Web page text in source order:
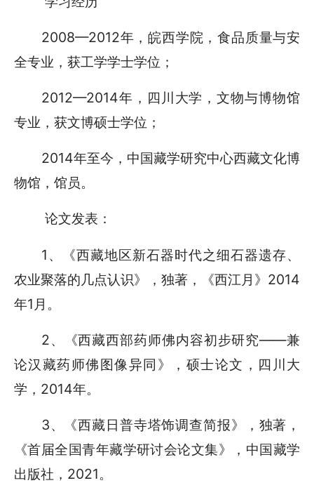
2008—2012年，皖西学院，食品质量与安
全专业，获工学学士学位；
2012—2014年，四川大学，文物与博物馆
专业，获文博硕士学位；
2014年至今，中国藏学研究中心西藏文化博
物馆，馆员。
论文发表：
1、《西藏地区新石器时代之细石器遗存、
农业聚落的几点认识》，独著，《西江月》2014
年1月。
2、《西藏西部药师佛内容初步研究——兼
论汉藏药师佛图像异同》，硕士论文，四川大
学，2014年。
3、
《西藏日普寺塔饰调查简报》，独著，
《首届全国青年藏学研讨会论文集》，中国藏学
出版社， 2021。